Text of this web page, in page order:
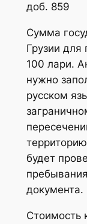
доб. 859
Сумма
Грузии для
100 лари.
нужно
русском
будет
документа.
Стоимость